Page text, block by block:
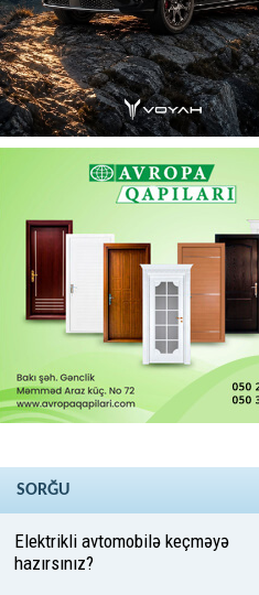
SORĞU
Elektrikli avtomobilə keçməyə
hazırsınız?